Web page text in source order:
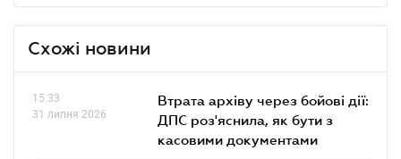
Схожі новини
15.33
31 липня 2026
Втрата архіву через бойові дії:
ДПС роз'яснила, як бути з
касовими документами